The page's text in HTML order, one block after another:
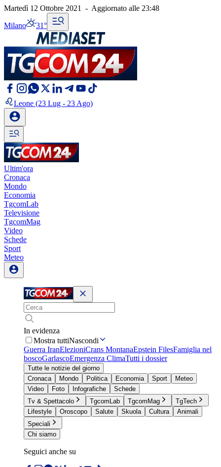
Martedì 12 Ottobre 2021 - Aggiornato alle 23:48
Milano 31°
Leone (23 Lug - 23 Ago)
Ultim'ora
Cronaca
Mondo
Economia
TgcomLab
Televisione
TgcomMag
Video
Schede
Sport
Meteo
In evidenza
Mostra tuttiNascondi
Guerra IranElezioniCrans MontanaEpstein FilesFamiglia nel
boscoGarlascoEmergenza ClimaTutti i dossier
Tutte le notizie del giorno
Cronaca
Mondo Politica Economia Sport
Meteo
Video
Foto Infografiche
Schede
Tv & Spettacolo
TgcomLab TgcomMag
TgTech
Lifestyle
Oroscopo Salute Skuola Cultura
Animali
Speciali
Chi siamo
Seguici anche su